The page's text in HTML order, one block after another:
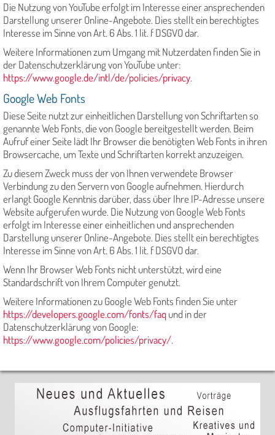
Die Nutzung von YouTube erfolgt im Interesse einer ansprechenden
Darstellung unserer Online-Angebote. Dies stellt ein berechtigtes
Interesse im Sinne von Art. 6 Abs. 1 lit. f DSGVO dar.
Weitere Informationen zum Umgang mit Nutzerdaten finden Sie in
der Datenschutzerklärung von YouTube unter:
https://www.google.de/intl/de/policies/privacy.
Google Web Fonts
Diese Seite nutzt zur einheitlichen Darstellung von Schriftarten so
genannte Web Fonts, die von Google bereitgestellt werden. Beim
Aufruf einer Seite lädt Ihr Browser die benötigten Web Fonts in ihren
Browsercache, um Texte und Schriftarten korrekt anzuzeigen.
Zu diesem Zweck muss der von Ihnen verwendete Browser
Verbindung zu den Servern von Google aufnehmen. Hierdurch
erlangt Google Kenntnis darüber, dass über Ihre IP-Adresse unsere
Website aufgerufen wurde. Die Nutzung von Google Web Fonts
erfolgt im Interesse einer einheitlichen und ansprechenden
Darstellung unserer Online-Angebote. Dies stellt ein berechtigtes
Interesse im Sinne von Art. 6 Abs. 1 lit. f DSGVO dar.
Wenn Ihr Browser Web Fonts nicht unterstützt, wird eine
Standardschrift von Ihrem Computer genutzt.
Weitere Informationen zu Google Web Fonts finden Sie unter
https://developers.google.com/fonts/faqund in der
Datenschutzerklärung von Google:
https://www.google.com/policies/privacy/.